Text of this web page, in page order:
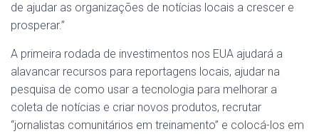
de ajudar as organizações de notícias locais a crescer e
prosperar.”
A primeira rodada de investimentos nos EUA ajudará a
alavancar recursos para reportagens locais, ajudar na
pesquisa de como usar a tecnologia para melhorar a
coleta de notícias e criar novos produtos, recrutar
“jornalistas comunitários em treinamento” e colocá-los em